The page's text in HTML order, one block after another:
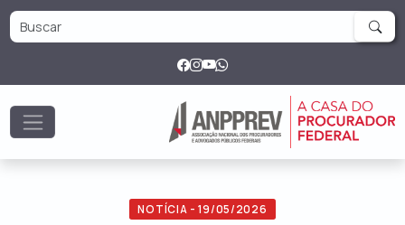
NOTÍCIA - 19/05/2026